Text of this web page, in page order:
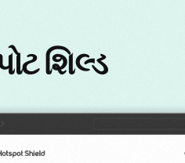
શિલ્ડ